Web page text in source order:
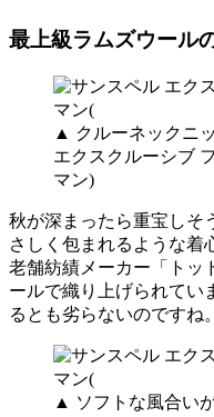
最上級ラムズウール
▲ クルーネックニ
エクスクルーシブ
マン)
秋が深まったら重宝しそ
さしく包まれるような着
老舗紡績メーカー「トッ
ールで織り上げられてい
るとも劣らないのですね。
▲ ソフトな風合い